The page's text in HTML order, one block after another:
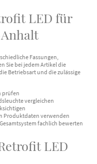
LED für
Fassungen,
Sie bei jedem Artikel die
Betriebsart und die zulässige
prüfen
vergleichen
Produktdaten verwenden
fachlich bewerten
LED